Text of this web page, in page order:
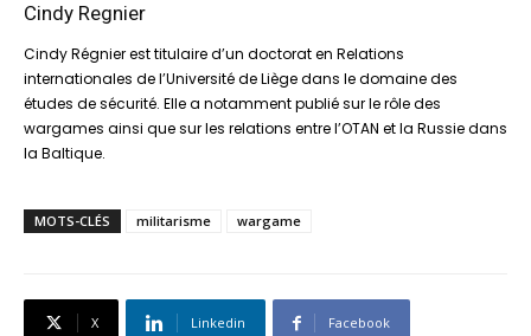
Cindy Regnier
Cindy Régnier est titulaire d’un doctorat en Relations
internationales de l’Université de Liège dans le domaine des
études de sécurité. Elle a notamment publié sur le rôle des
wargames ainsi que sur les relations entre l’OTAN et la Russie dans
la Baltique.
MOTS-CLÉS militarisme wargame
X Linkedin Facebook